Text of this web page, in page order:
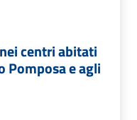
centri abitati
Pomposa e agli